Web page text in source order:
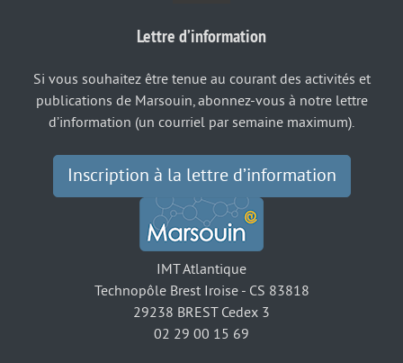
Lettre d’information
Si vous souhaitez être tenue au courant des activités et
publications de Marsouin, abonnez-vous à notre lettre
d’information (un courriel par semaine maximum).
Inscription à la lettre d’information
IMT Atlantique
Technopôle Brest Iroise - CS 83818
29238 BREST Cedex 3
02 29 00 15 69